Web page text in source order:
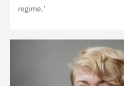
regime.’